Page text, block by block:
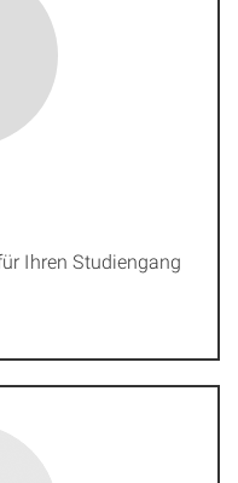
Ihren Studiengang